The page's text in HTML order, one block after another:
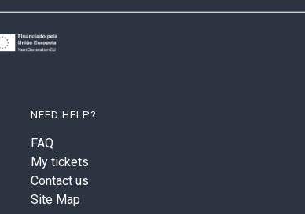
NEED HELP?
FAQ
My tickets
Contact us
Site Map